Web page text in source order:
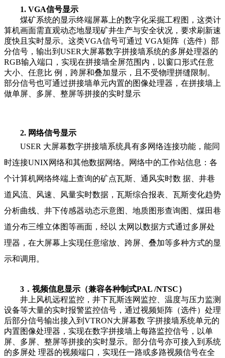
1. VGA信号显示
煤矿系统的显示终端屏幕上的数字化采掘工程图，这类计
算机画面需直观动态地显现矿井生产与安全状况，要求刷新速
度快且实时显示。这类VGA信号可通过 VGA矩阵（选件）部
分信号，输出到USER大屏幕数字拼接墙系统的多屏处理器的
RGB输入端口，实现在拼接墙全屏范围内，以窗口形式任意
大小、任意比 例，跨屏和叠加显示，且不受物理拼缝限制。
部分信号也可通过拼接墙单元内置的图像处理器，在拼接墙上
做单屏、多屏、整屏等拼接的实时显示
2. 网络信号显示
USER 大屏幕数字拼接墙系统具有多网络连接功能，能同
时连接UNIX网络和其他数据网络。网络中的工作站信息：各
个计算机网络终端上查询的矿点瓦斯、通风实时数 据、井巷
道风流、风速、风量实时数据，瓦斯综合报表、瓦斯变化趋势
分析曲线、井下传感器动态示意图、地质图形查询图、煤田巷
道分布三维立体图等画面，经以 太网以数据方式通过多屏处
理器，在大屏幕上实现任意缩放、跨屏、叠加等多种方式的显
示和调用。
3．视频信息显示（兼容各种制式PAL /NTSC）
井上风机远程监控，井下瓦斯连网监控、温度与压力监测
设备等大量的实时报警监控信号，通过视频矩阵（选件）处理
后部分信号输出接入到VTRON大屏幕数 字拼接墙系统单元的
内置图像处理器，实现在数字拼接墙上每路监控信号，以单
屏、多屏、整屏等拼接的实时显示。部分信号亦可接入到系统
的多屏处 理器的视频端口，实现任一路或多路视频信号在全